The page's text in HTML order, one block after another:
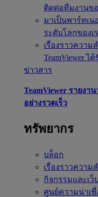
ติดต่อทีมงานขอ
มาเป็นพาร์ทเน
ระดับโลกของเร
เรื่องราวความส
TeamViewer ได้
ข่าวสาร
TeamViewer รายง
อย่างรวดเร็ว
ทรัพยากร
บล็อก
เรื่องราวความส
กิจกรรมและเว็
ศูนย์ความน่าเ